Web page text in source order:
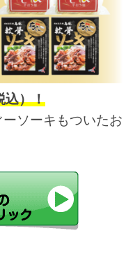
込）！
ソーキもついたお